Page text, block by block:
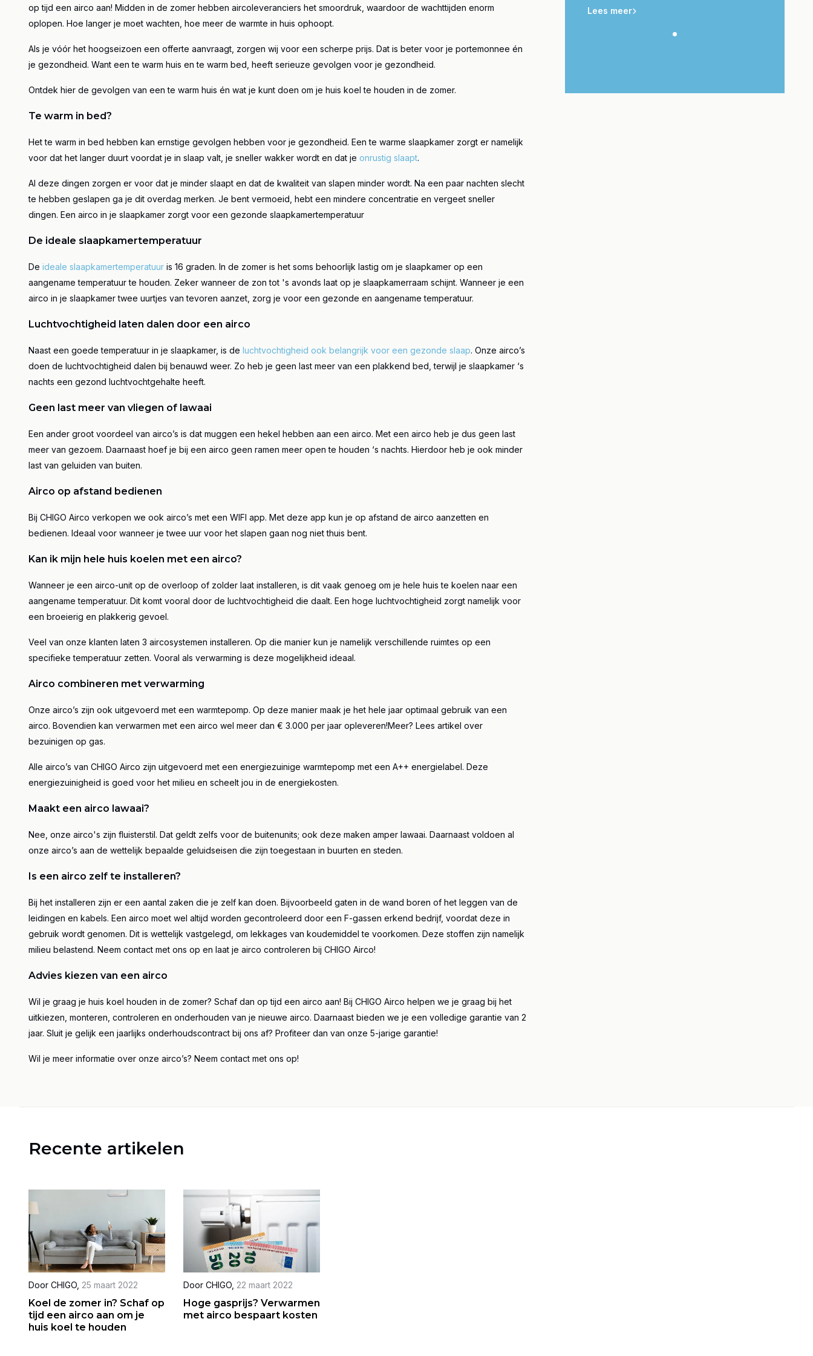
op tijd een airco aan! Midden in de zomer hebben aircoleveranciers het smoordruk, waardoor de wachttijden enorm
oplopen. Hoe langer je moet wachten, hoe meer de warmte in huis ophoopt.
Als je vóór het hoogseizoen een offerte aanvraagt, zorgen wij voor een scherpe prijs. Dat is beter voor je portemonnee én
je gezondheid. Want een te warm huis en te warm bed, heeft serieuze gevolgen voor je gezondheid.
Ontdek hier de gevolgen van een te warm huis én wat je kunt doen om je huis koel te houden in de zomer.
Te warm in bed?
Het te warm in bed hebben kan ernstige gevolgen hebben voor je gezondheid. Een te warme slaapkamer zorgt er namelijk
voor dat het langer duurt voordat je in slaap valt, je sneller wakker wordt en dat je onrustig slaapt.
Al deze dingen zorgen er voor dat je minder slaapt en dat de kwaliteit van slapen minder wordt. Na een paar nachten slecht
te hebben geslapen ga je dit overdag merken. Je bent vermoeid, hebt een mindere concentratie en vergeet sneller
dingen. Een airco in je slaapkamer zorgt voor een gezonde slaapkamertemperatuur
De ideale slaapkamertemperatuur
De ideale slaapkamertemperatuur is 16 graden. In de zomer is het soms behoorlijk lastig om je slaapkamer op een
aangename temperatuur te houden. Zeker wanneer de zon tot 's avonds laat op je slaapkamerraam schijnt. Wanneer je een
airco in je slaapkamertwee uurtjes van tevoren aanzet, zorg je voor een gezonde en aangename temperatuur.
Luchtvochtigheid laten dalen door een airco
Naast een goede temperatuur in je slaapkamer, is de luchtvochtigheid ook belangrijk voor een gezonde slaap. Onze airco’s
doen de luchtvochtigheid dalen bij benauwd weer. Zo heb je geen last meer van een plakkend bed, terwijl je slaapkamer ‘s
nachts een gezond luchtvochtgehalte heeft.
Geen last meer van vliegen of lawaai
Een ander groot voordeel van airco’s is dat muggen een hekel hebben aan een airco. Met een airco heb je dus geen last
meer van gezoem. Daarnaast hoef je bij een airco geen ramen meer open te houden ‘s nachts. Hierdoor heb je ook minder
last van geluiden van buiten.
Airco op afstand bedienen
Bij CHIGO Airco verkopen we ook airco’s met een WIFI app. Met deze app kun je op afstand de airco aanzetten en
bedienen. Ideaal voor wanneer je twee uur voor het slapen gaan nog niet thuis bent.
Kan ik mijn hele huis koelen met een airco?
Wanneer je een airco-unit op de overloop of zolder laat installeren, is dit vaak genoeg om je hele huis te koelen naar een
aangename temperatuur. Dit komt vooral door de luchtvochtigheid die daalt. Een hoge luchtvochtigheid zorgt namelijk voor
een broeierig en plakkerig gevoel.
Veel van onze klanten laten 3 aircosystemen installeren. Op die manier kun je namelijk verschillende ruimtes op een
specifieke temperatuur zetten. Vooral als verwarming is deze mogelijkheid ideaal.
Airco combineren met verwarming
Onze airco’s zijn ook uitgevoerd met een warmtepomp. Op deze manier maak je het hele jaar optimaal gebruik van een
airco. Bovendien kan verwarmen met een airco wel meer dan € 3.000 per jaar opleveren!Meer? Lees artikel over
bezuinigen op gas.
Alle airco’s van CHIGO Airco zijn uitgevoerd met een energiezuinige warmtepomp met een A++ energielabel. Deze
energiezuinigheid is goed voor het milieu en scheelt jou in de energiekosten.
Maakt een airco lawaai?
Nee, onze airco's zijn fluisterstil. Dat geldt zelfs voor de buitenunits; ook deze maken amper lawaai. Daarnaast voldoen al
onze airco’s aan de wettelijk bepaalde geluidseisen die zijn toegestaan in buurten en steden.
Is een airco zelf te installeren?
Bij het installeren zijn er een aantal zaken die je zelf kan doen. Bijvoorbeeld gaten in de wand boren of het leggen van de
leidingen en kabels. Een airco moet wel altijd worden gecontroleerd door een F-gassen erkend bedrijf, voordat deze in
gebruik wordt genomen. Dit is wettelijk vastgelegd, om lekkages van koudemiddel te voorkomen. Deze stoffen zijn namelijk
milieu belastend. Neem contact met ons op en laat je airco controleren bij CHIGO Airco!
Advies kiezen van een airco
Wil je graag je huis koel houden in de zomer? Schaf dan op tijd een airco aan! Bij CHIGO Airco helpen we je graag bij het
uitkiezen, monteren, controleren en onderhouden van je nieuwe airco. Daarnaast bieden we je een volledige garantie van 2
jaar. Sluit je gelijk een jaarlijks onderhoudscontract bij ons af? Profiteer dan van onze 5-jarige garantie!
Wil je meer informatie over onze airco’s? Neem contact met ons op!
Lees meer Lees meer Lees meer
Recente artikelen
Door CHIGO 25 maart 2022
Koel de zomer in? Schaf op
tijd een airco aan om je
huis koel te houden
Door CHIGO 22 maart 2022
Hoge gasprijs? Verwarmen
met airco bespaart kosten